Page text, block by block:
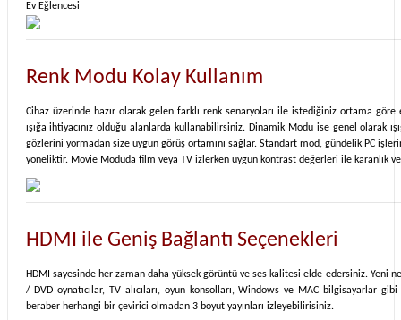
Ev Eğlencesi
Renk Modu Kolay Kullanım
Cihaz üzerinde hazır olarak gelen farklı renk senaryoları ile istediğiniz ortama
ışığa ihtiyacınız olduğu alanlarda kullanabilirsiniz. Dinamik Modu ise genel olarak
gözlerini yormadan size uygun görüş ortamını sağlar. Standart mod, gündelik PC
yöneliktir. Movie Moduda film veya TV izlerken uygun kontrast değerleri ile karanlık
HDMI ile Geniş Bağlantı Seçenekleri
HDMI sayesinde her zaman daha yüksek görüntü ve ses kalitesi elde edersiniz. Yeni
/ DVD oynatıcılar, TV alıcıları, oyun konsolları, Windows ve MAC bilgisayarlar
beraber herhangi bir çevirici olmadan 3 boyut yayınları izleyebilirisiniz.